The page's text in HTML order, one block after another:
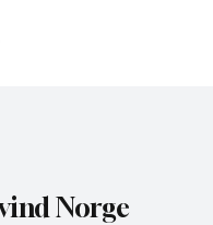
Norge